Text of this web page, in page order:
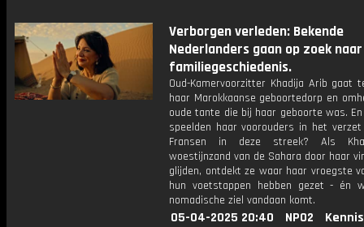
Verborgen verleden: Bekende
Nederlanders gaan op zoek
familiegeschiedenis.
Oud-Kamervoorzitter Khadija Arib gaat
haar Marokkaanse geboortedorp en
oude tante die bij haar geboorte was.
speelden haar voorouders in het
Fransen in deze streek? Als
woestijnzand van de Sahara door haar
glijden, ontdekt ze waar haar vroegste
hun voetstappen hebben gezet - én
nomadische ziel vandaan komt.
05-04-2025 20:40 NPO2